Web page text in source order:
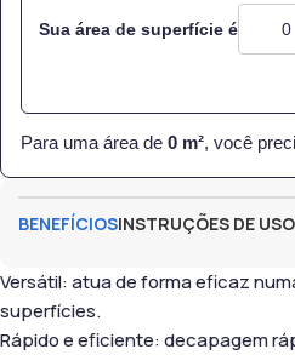
Sua área de superfície é
Para uma área de 0 m², você
BENEFÍCIOSINSTRUÇÕES DE USO
Versátil: atua de forma eficaz
superfícies.
Rápido e eficiente: decapagem